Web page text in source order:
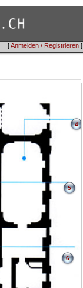
[Anmelden / Registrieren ]
4
5
6